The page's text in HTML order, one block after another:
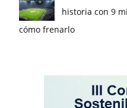
historia con 9
cómo frenarlo